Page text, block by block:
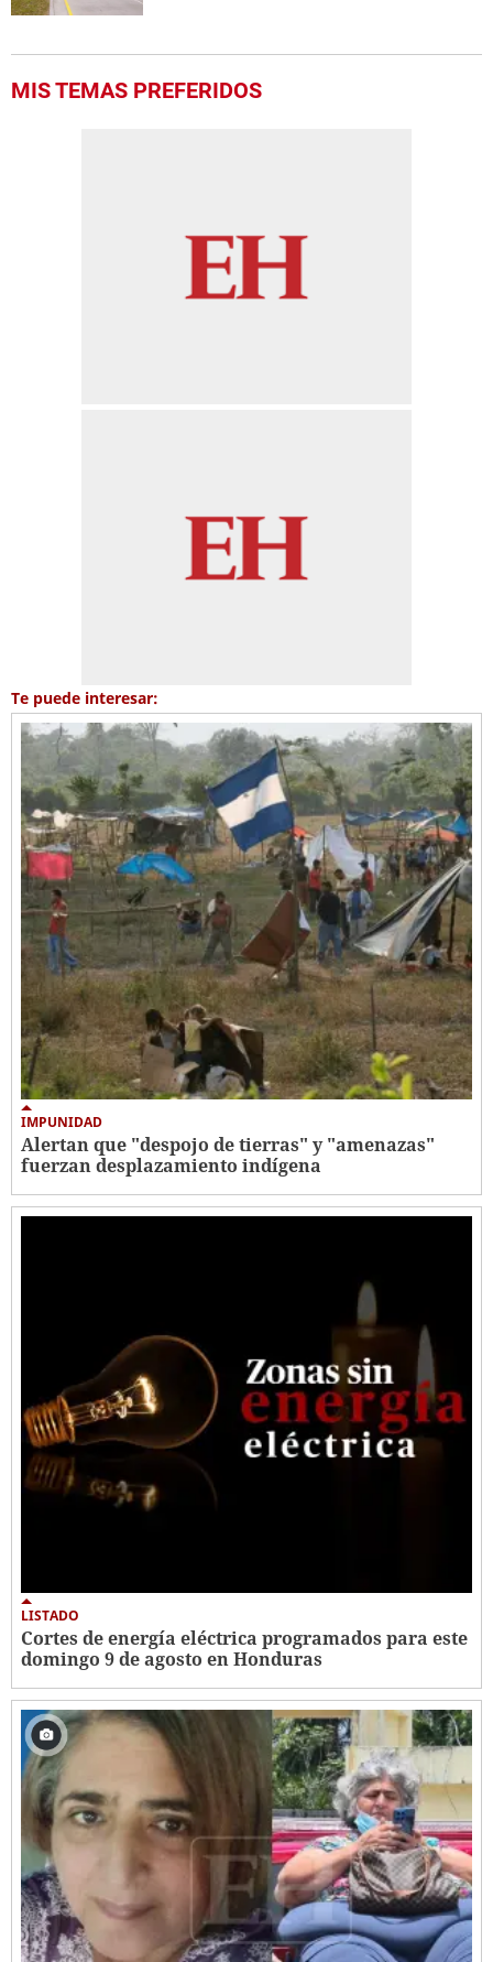
MIS TEMAS PREFERIDOS
Te puede interesar:
IMPUNIDAD
Alertan que "despojo de tierras" y "amenazas"
fuerzan desplazamiento indígena
LISTADO
Cortes de energía eléctrica programados para este
domingo 9 de agosto en Honduras